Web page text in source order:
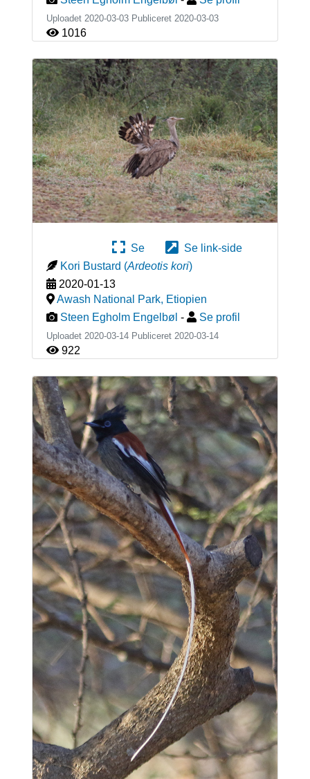
Uploadet 2020-03-03 Publiceret 2020-03-03
1016
Se
Se link-side
Kori Bustard (Ardeotis kori)
2020-01-13
Awash National Park, Etiopien
Steen Egholm Engelbøl - Se profil
Uploadet 2020-03-14 Publiceret 2020-03-14
922